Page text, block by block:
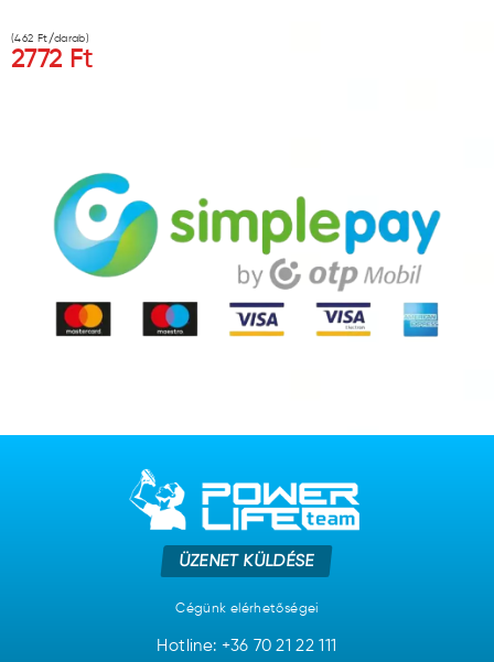
(462 Ft/darab)
2772 Ft
ÜZENET KÜLDÉSE
Cégünk elérhetőségei
Hotline: +36 70 21 22 111